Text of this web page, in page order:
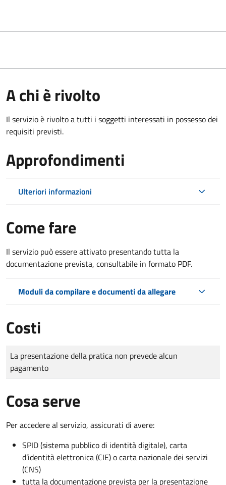
A chi è rivolto
Il servizio è rivolto a tutti i soggetti interessati in possesso dei
requisiti previsti.
Approfondimenti
Ulteriori informazioni
Come fare
Il servizio può essere attivato presentando tutta la
documentazione prevista, consultabile in formato PDF.
Moduli da compilare e documenti da allegare
Costi
Tipo di pagamento
Importo
La presentazione della pratica non prevede alcun
pagamento
Cosa serve
Per accedere al servizio, assicurati di avere:
SPID (sistema pubblico di identità digitale), carta
d’identità elettronica (CIE) o carta nazionale dei servizi
(CNS)
tutta la documentazione prevista per la presentazione